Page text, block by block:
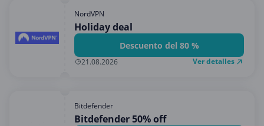
NordVPN
Holiday deal
Descuento del 80 %
21.08.2026 Ver detalles
Bitdefender
Bitdefender 50% off